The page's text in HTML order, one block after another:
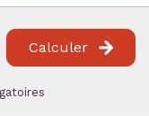
Calculer